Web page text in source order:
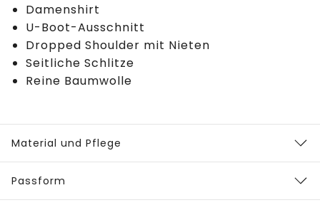
Damenshirt
U-Boot-Ausschnitt
Dropped Shoulder mit Nieten
Seitliche Schlitze
Reine Baumwolle
Material und Pflege
Passform